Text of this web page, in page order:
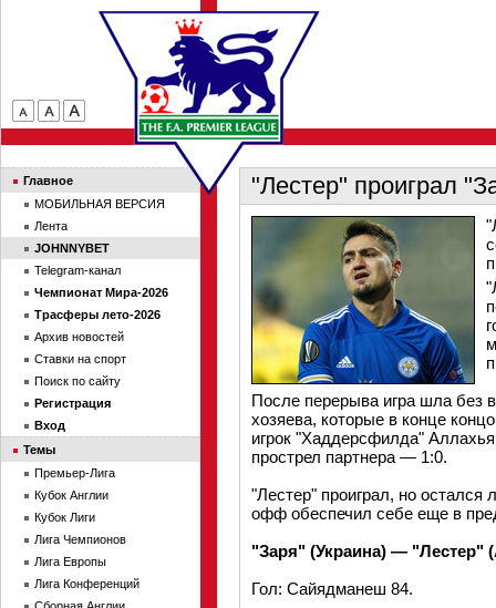
"Лестер" проиграл
После перерыва игра шла без
хозяева, которые в конце
игрок "Хаддерсфилда"
прострел партнера — 1:0.
"Лестер" проиграл, но остался
офф обеспечил себе еще в
"Заря" (Украина) — "Лестер"
Гол: Сайядманеш 84.
Главное
МОБИЛЬНАЯ ВЕРСИЯ
Лента
JOHNNYBET
Telegram-канал
Чемпионат Мира-2026
Трасферы лето-2026
Архив новостей
Ставки на спорт
Поиск по сайту
Регистрация
Вход
Темы
Премьер-Лига
Кубок Англии
Кубок Лиги
Лига Чемпионов
Лига Европы
Лига Конференций